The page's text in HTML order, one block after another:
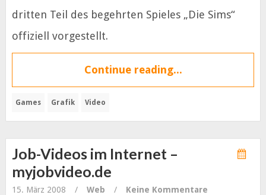
dritten Teil des begehrten Spieles „Die Sims“
offiziell vorgestellt.
Continue reading...
Games Grafik Video
Job-Videos im Internet –
myjobvideo.de
15. März 2008 / Web / Keine Kommentare